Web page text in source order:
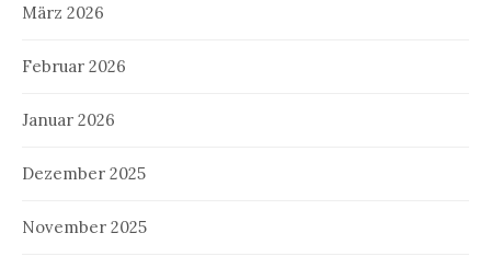
März 2026
Februar 2026
Januar 2026
Dezember 2025
November 2025